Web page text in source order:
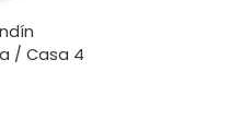
/ Casa 4